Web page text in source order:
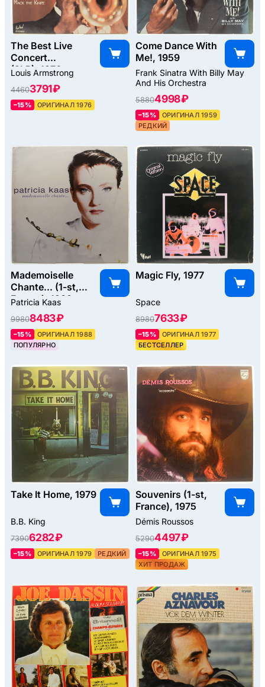
The Best Live
Concert
(2LP), 1976
Louis Armstrong
44603791 ₽
–15% ОРИГИНАЛ 1976
Come Dance With
Me!, 1959
Frank Sinatra With Billy May
And His Orchestra
58804998 ₽
–15%
ОРИГИНАЛ 1959
РЕДКИЙ
Mademoiselle
Chante... (1-st,
France), 1988
Patricia Kaas
99808483 ₽
–15%
ОРИГИНАЛ 1988
ПОПУЛЯРНО
Magic Fly, 1977
Space
89807633 ₽
–15%
ОРИГИНАЛ 1977
БЕСТСЕЛЛЕР
Take It Home, 1979
B.B. King
73906282 ₽
–15% ОРИГИНАЛ 1979 РЕДКИЙ
Souvenirs (1-st,
France), 1975
Démis Roussos
52904497 ₽
–15%
ОРИГИНАЛ 1975
ХИТ ПРОДАЖ